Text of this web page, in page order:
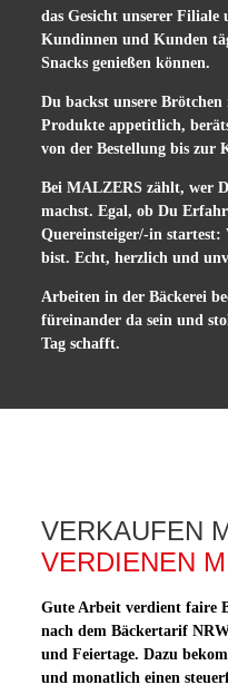
das Gesicht unserer Filiale
Kundinnen und Kunden
Snacks genießen können.
Du backst unsere
Produkte appetitlich,
von der Bestellung bis zur
Bei MALZERS zählt, wer
machst. Egal, ob Du
Quereinsteiger/-in
bist. Echt, herzlich und
Arbeiten in der Bäckerei
füreinander da sein und
Tag schafft.
VERKAUFEN
VERDIENEN
Gute Arbeit verdient faire
nach dem Bäckertarif
und Feiertage. Dazu
und monatlich einen